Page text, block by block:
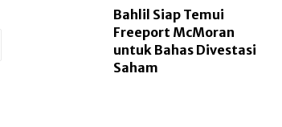
Bahlil Siap Temui
Freeport McMoran
untuk Bahas Divestasi
Saham